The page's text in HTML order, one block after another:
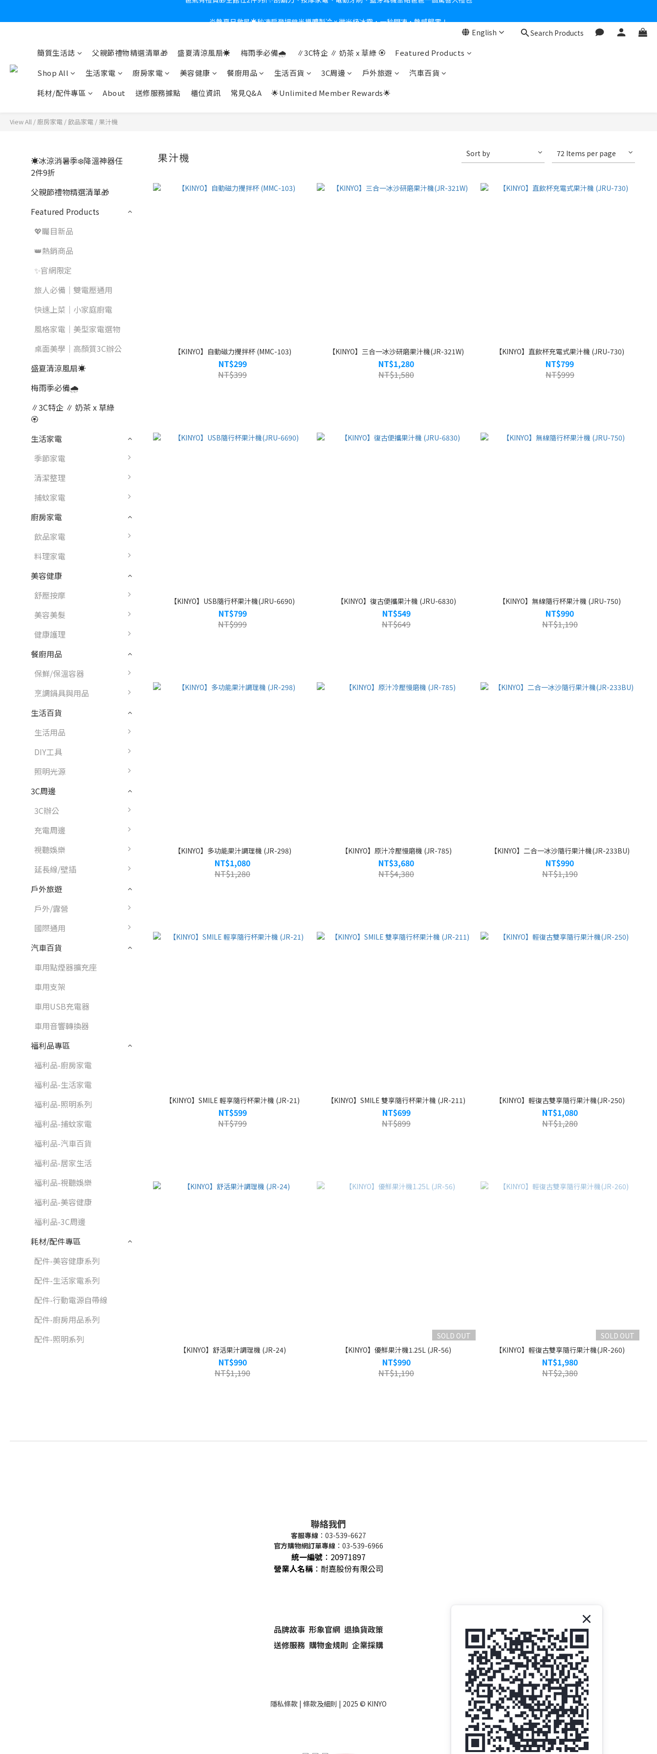
English Search Products
簡質生活誌 父親節禮物精選清單🎁 盛夏清涼風扇☀️ 梅雨季必備🌧️ ∥3C特企 ∥ 奶茶 x 草綠 🏵
Featured Products
Shop All
生活家電 廚房家電 美容健康 餐廚用品 生活百貨 3C周邊 戶外旅遊
汽車百貨
耗材/配件專區
About 送修服務據點 櫃位資訊 常見Q&A 🌟Unlimited Member Rewards🌟
View All / 廚房家電 /飲品家電 / 果汁機
☀️冰涼消暑季❄️降溫神器任
2件9折
父親節禮物精選清單🎁
Featured Products
💖矚目新品
👑熱銷商品
✨官網限定
旅人必備｜雙電壓通用
快速上菜｜小家庭廚電
風格家電｜美型家電選物
桌面美學｜高顏質3C辦公
盛夏清涼風扇☀️
梅雨季必備🌧️
∥3C特企 ∥ 奶茶 x 草綠
🏵
生活家電
季節家電
清潔整理
捕蚊家電
廚房家電
飲品家電
料理家電
美容健康
舒壓按摩
美容美髮
健康護理
餐廚用品
保鮮/保溫容器
烹調鍋具與用品
生活百貨
生活用品
DIY工具
照明光源
3C周邊
3C辦公
充電周邊
視聽娛樂
延長線/壁插
戶外旅遊
戶外/露營
國際通用
汽車百貨
車用點煙器擴充座
車用支架
車用USB充電器
車用音響轉換器
福利品專區
福利品-廚房家電
福利品-生活家電
福利品-照明系列
福利品-捕蚊家電
福利品-汽車百貨
福利品-居家生活
福利品-視聽娛樂
福利品-美容健康
福利品-3C周邊
耗材/配件專區
配件-美容健康系列
配件-生活家電系列
配件-行動電源自帶線
配件-廚房用品系列
配件-照明系列
果汁機 Sort by 72 Items per page
【KINYO】自動磁力攪拌杯 (MMC-103)
NT$299
NT$399
【KINYO】三合一冰沙研磨果汁機(JR-321W)
NT$1,280
NT$1,580
【KINYO】直飲杯充電式果汁機 (JRU-730)
NT$799
NT$999
【KINYO】USB隨行杯果汁機(JRU-6690)
NT$799
NT$999
【KINYO】復古便攜果汁機 (JRU-6830)
NT$549
NT$649
【KINYO】無線隨行杯果汁機 (JRU-750)
NT$990
NT$1,190
【KINYO】多功能果汁調理機 (JR-298)
NT$1,080
NT$1,280
【KINYO】原汁冷壓慢磨機 (JR-785)
NT$3,680
NT$4,380
【KINYO】二合一冰沙隨行果汁機(JR-233BU)
NT$990
NT$1,190
【KINYO】SMILE 輕享隨行杯果汁機 (JR-21)
NT$599
NT$799
【KINYO】SMILE 雙享隨行杯果汁機 (JR-211)
NT$699
NT$899
【KINYO】輕復古雙享隨行果汁機(JR-250)
NT$1,080
NT$1,280
【KINYO】舒活果汁調理機 (JR-24)
NT$990
NT$1,190
SOLD OUT
【KINYO】優鮮果汁機1.25L (JR-56)
NT$990
NT$1,190
SOLD OUT
【KINYO】輕復古雙享隨行果汁機(JR-260)
NT$1,980
NT$2,380
聯絡我們
客服專線 ：03-539-6627
官方購物網訂單專線 ：03-539-6966
統一編號 ： 20971897
營業人名稱 ：耐嘉股份有限公司
品牌故事 形象官網 退換貨政策
送修服務 購物金規則 企業採購
隱私條款 | 條款及細則 | 2025 © KINYO